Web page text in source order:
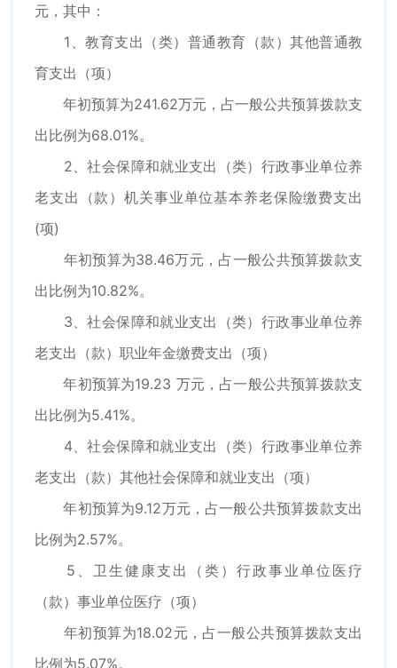
元，其中：
1、教育支出（类）普通教育（款）其他普通教
育支出（项）
年初预算为241.62万元，占一般公共预算拨款支
出比例为68.01%。
2、社会保障和就业支出（类）行政事业单位养
老支出（款）机关事业单位基本养老保险缴费支出
(项)
年初预算为38.46万元，占一般公共预算拨款支
出比例为10.82%。
3、社会保障和就业支出（类）行政事业单位养
老支出（款）职业年金缴费支出（项）
年初预算为19.23 万元，占一般公共预算拨款支
出比例为5.41%。
4、社会保障和就业支出（类）行政事业单位养
老支出（款）其他社会保障和就业支出（项）
年初预算为9.12万元，占一般公共预算拨款支出
比例为2.57%。
5、卫生健康支出（类）行政事业单位医疗
（款）事业单位医疗（项）
年初预算为18.02元，占一般公共预算拨款支出
比例为5.07%。